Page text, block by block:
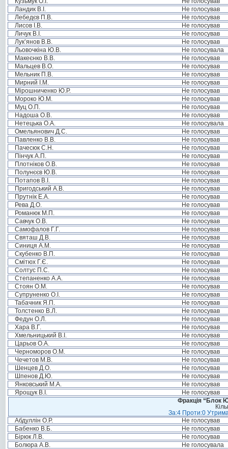
Ландик В.І.
Не голосував
Лебедєв П.В.
Не голосував
Лисов І.В.
Не голосував
Личук В.І.
Не голосував
Лук’янов В.В.
Не голосував
Льовочкіна Ю.В.
Не голосувала
Макеєнко В.В.
Не голосував
Мальцев В.О.
Не голосував
Мельник П.В.
Не голосував
Мирний І.М.
Не голосував
Мірошниченко Ю.Р.
Не голосував
Мороко Ю.М.
Не голосував
Муц О.П.
Не голосував
Надоша О.В.
Не голосував
Нетецька О.А.
Не голосувала
Омельянович Д.С.
Не голосував
Павленко В.В.
Не голосував
Пачесюк С.Н.
Не голосував
Пінчук А.П.
Не голосував
Плотніков О.В.
Не голосував
Полунєєв Ю.В.
Не голосував
Потапов В.І.
Не голосував
Пригодський А.В.
Не голосував
Прутнік Е.А.
Не голосував
Рева Д.О.
Не голосував
Романюк М.П.
Не голосував
Савчук О.В.
Не голосував
Самофалов Г.Г.
Не голосував
Святаш Д.В.
Не голосував
Синиця А.М.
Не голосував
Скубенко В.П.
Не голосував
Смітюх Г.Є.
Не голосував
Солтус П.С.
Не голосував
Степаненко А.А.
Не голосував
Стоян О.М.
Не голосував
Супруненко О.І.
Не голосував
Табачник Я.П.
Не голосував
Толстенко В.Л.
Не голосував
Федун О.Л.
Не голосував
Хара В.Г.
Не голосував
Хмельницький В.І.
Не голосував
Царьов О.А.
Не голосував
Черноморов О.М.
Не голосував
Чечетов М.В.
Не голосував
Шенцев Д.О.
Не голосував
Шпенов Д.Ю.
Не голосував
Янковський М.А.
Не голосував
Ярощук В.І.
Не голосував
Фракція “Блок
За:4 Проти:0
Абдуллін О.Р.
Не голосував
Бабенко В.Б.
Не голосував
Бірюк Л.В.
Не голосував
Болюра А.В.
Не голосувала